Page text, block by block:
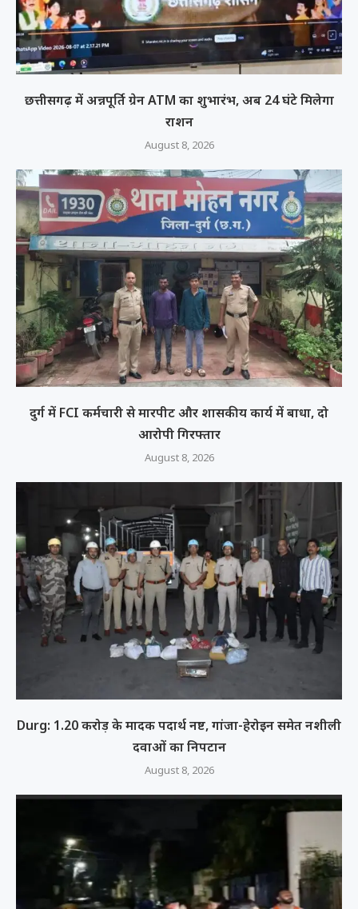
छत्तीसगढ़ में अन्नपूर्ति ग्रेन ATM का शुभारंभ, अब 24 घंटे मिलेगा
राशन
August 8, 2026
दुर्ग में FCI कर्मचारी से मारपीट और शासकीय कार्य में बाधा, दो
आरोपी गिरफ्तार
August 8, 2026
Durg: 1.20 करोड़ के मादक पदार्थ नष्ट, गांजा-हेरोइन समेत नशीली
दवाओं का निपटान
August 8, 2026